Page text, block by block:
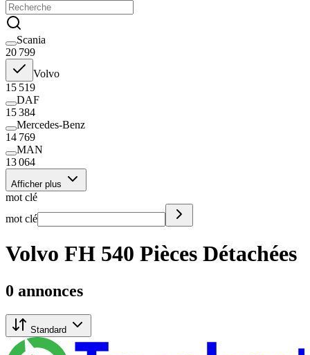
Scania
20 799
Volvo
15 519
DAF
15 384
Mercedes-Benz
14 769
MAN
13 064
Afficher plus
mot clé
mot clé
Volvo FH 540 Pièces Détachées
0 annonces
Standard